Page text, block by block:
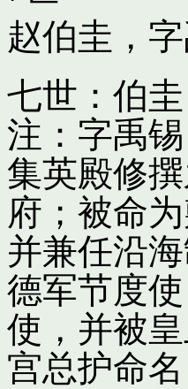
赵伯圭，
七世：伯
注：字禹
集英殿修
府；被命
并兼任沿
德军节度
使，并被
宫总护命